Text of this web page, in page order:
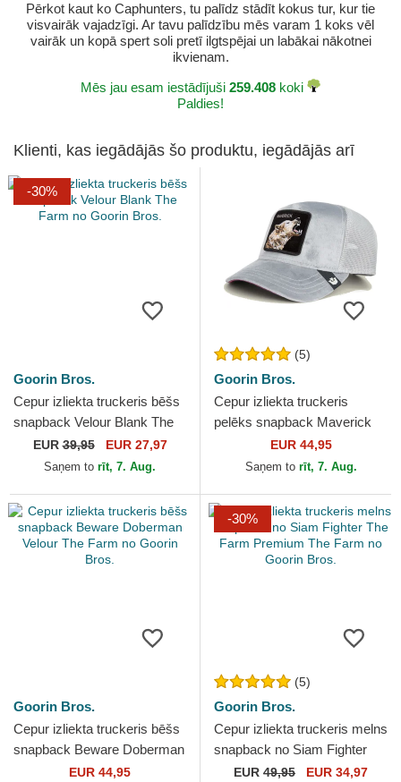
Pērkot kaut ko Caphunters, tu palīdz stādīt kokus tur, kur tie
visvairāk vajadzīgi. Ar tavu palīdzību mēs varam 1 koks vēl
vairāk un kopā spert soli pretī ilgtspējai un labākai nākotnei
ikvienam.
Mēs jau esam iestādījuši 259.408 koki
Paldies!
Klienti, kas iegādājās šo produktu, iegādājās arī
-30%
Goorin Bros.
Cepur izliekta truckeris bēšs
snapback Velour Blank The
Farm no Goorin Bros.
EUR39,95 EUR 27,97
Saņem to rīt, 7. Aug.
(5)
Goorin Bros.
Cepur izliekta truckeris
pelēks snapback Maverick
Wolf Velour The Farm no
Goorin Bros.
EUR 44,95
Saņem to rīt, 7. Aug.
Goorin Bros.
Cepur izliekta truckeris bēšs
snapback Beware Doberman
Velour The Farm no Goorin
EUR 44,95
-30%
(5)
Goorin Bros.
Cepur izliekta truckeris melns
snapback no Siam Fighter
The Farm Premium The
EUR 49,95 EUR 34,97